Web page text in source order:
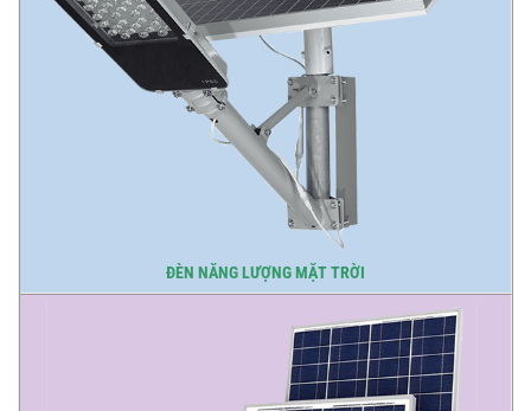
ĐÈN NĂNG LƯỢNG MẶT TRỜI